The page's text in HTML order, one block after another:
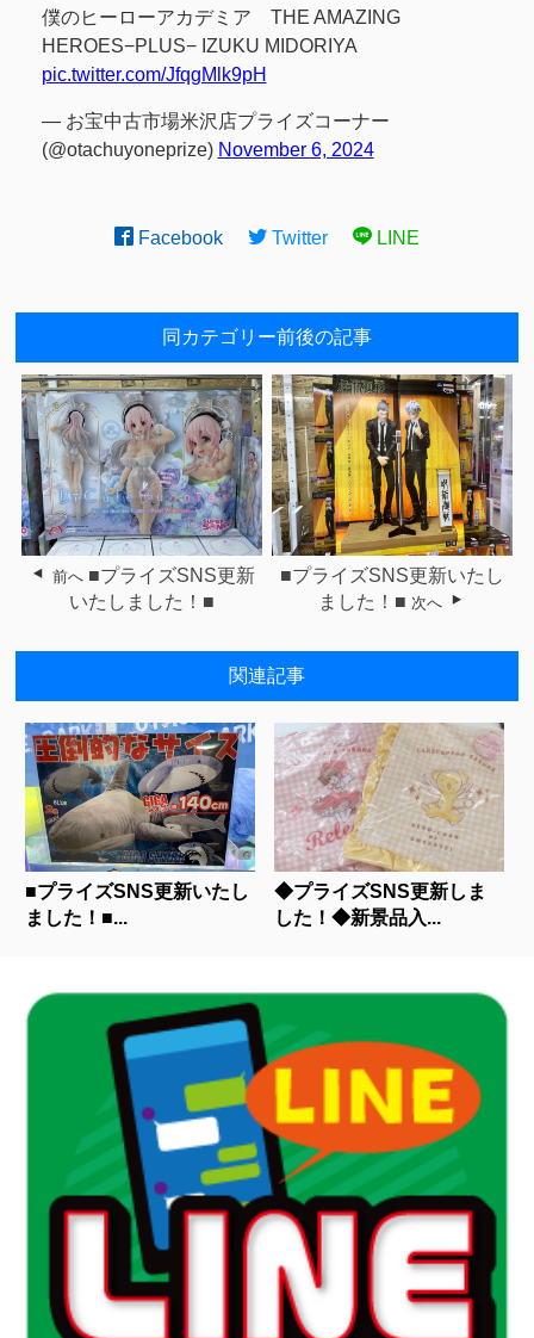
僕のヒーローアカデミア THE AMAZING
HEROES−PLUS− IZUKU MIDORIYA
pic.twitter.com/JfqgMlk9pH
— お宝中古市場米沢店プライズコーナー
(@otachuyoneprize) November 6, 2024
Facebook Twitter LINE
同カテゴリー前後の記事
前へ ■プライズSNS更新
いたしました！■
■プライズSNS更新いたし
ました！■ 次へ
関連記事
■プライズSNS更新いたし
ました！■...
◆プライズSNS更新しま
した！◆新景品入...